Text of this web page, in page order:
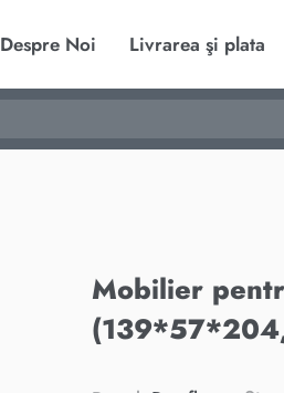
Despre Noi Livrarea şi plata
Mobilier